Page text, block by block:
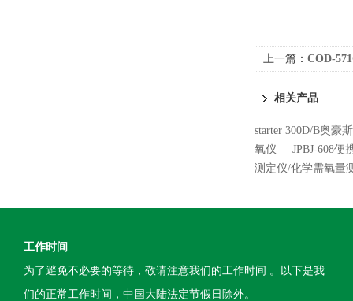
上一篇： COD-
相关产品
starter 300D/B奥豪
氧仪
JPBJ-608便
测定仪/化学需氧量
工作时间
为了避免不必要的等待，敬请注意我们的工作时间 。以下是我
们的正常工作时间，中国大陆法定节假日除外。